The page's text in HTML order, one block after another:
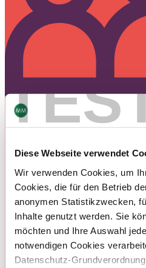
Diese Webseite verwendet
Wir verwenden Cookies, um
Cookies, die für den Betrieb
anonymen Statistikzwecken,
Inhalte genutzt werden. Sie
möchten und Ihre Auswahl
notwendigen Cookies
Datenschutz-
Bei MM Packaging findet
Kulissen statt. Wir sind
Ergebnisse erzielen, wenn wir
Umsetzung mit unseren